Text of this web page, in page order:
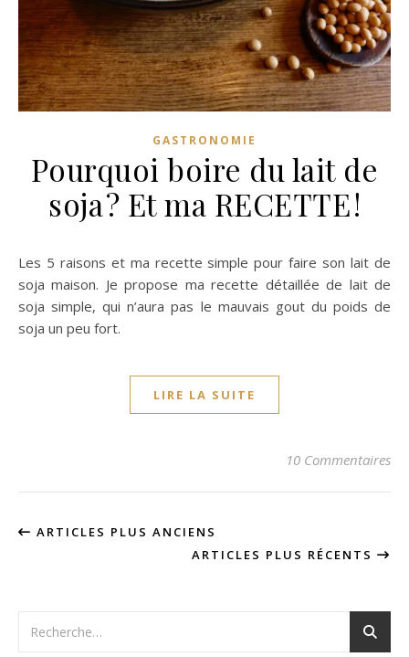
GASTRONOMIE
Pourquoi boire du lait de
soja ? Et ma RECETTE !
Les 5 raisons et ma recette simple pour faire son lait de
soja maison. Je propose ma recette détaillée de lait de
soja simple, qui n’aura pas le mauvais gout du poids de
soja un peu fort.
LIRE LA SUITE
10 Commentaires
ARTICLES PLUS ANCIENS
ARTICLES PLUS RÉCENTS